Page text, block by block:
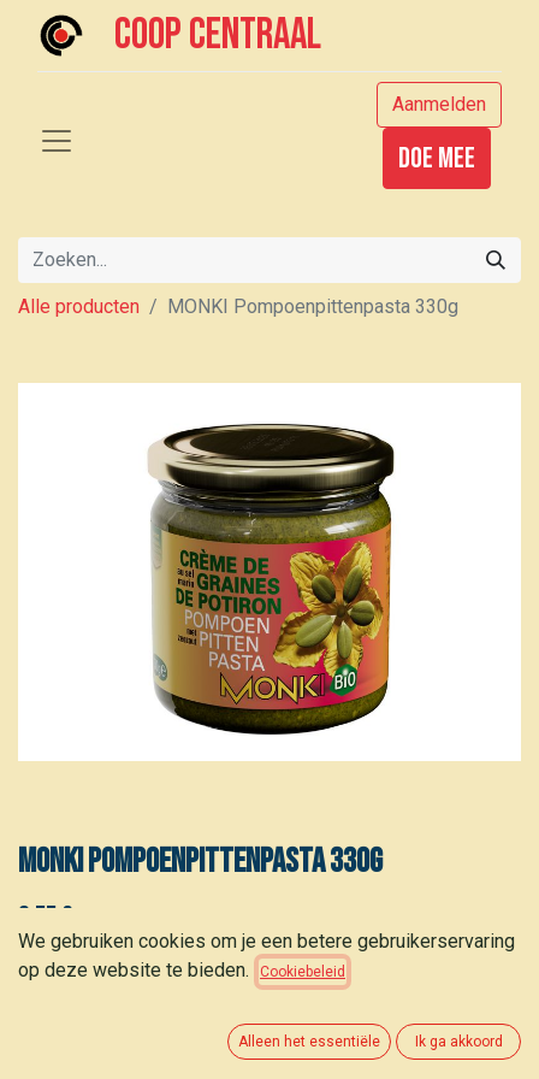
Coop centraal
Aanmelden
Doe mee
Alle producten MONKI Pompoenpittenpasta 330g
MONKI Pompoenpittenpasta 330g
6,55 €
TOEVOEGEN AAN WINKELMANDJE
We gebruiken cookies om je een betere gebruikerservaring
op deze website te bieden.
Cookiebeleid
Alleen het essentiële Ik ga akkoord